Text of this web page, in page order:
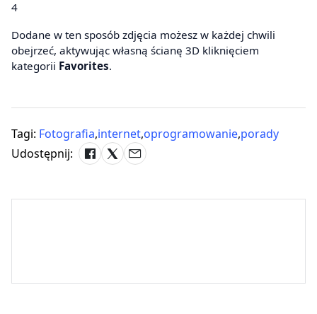
4
Dodane w ten sposób zdjęcia możesz w każdej chwili
obejrzeć, aktywując własną ścianę 3D kliknięciem
kategorii Favorites.
Tagi: Fotografia,internet,oprogramowanie,porady
Udostępnij: